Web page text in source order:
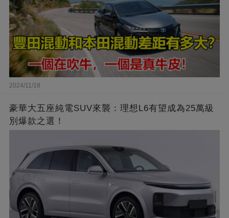
2024/11/18
豪華大五座純電SUV來襲：理想L6有望成為25萬級
別爆款之選！